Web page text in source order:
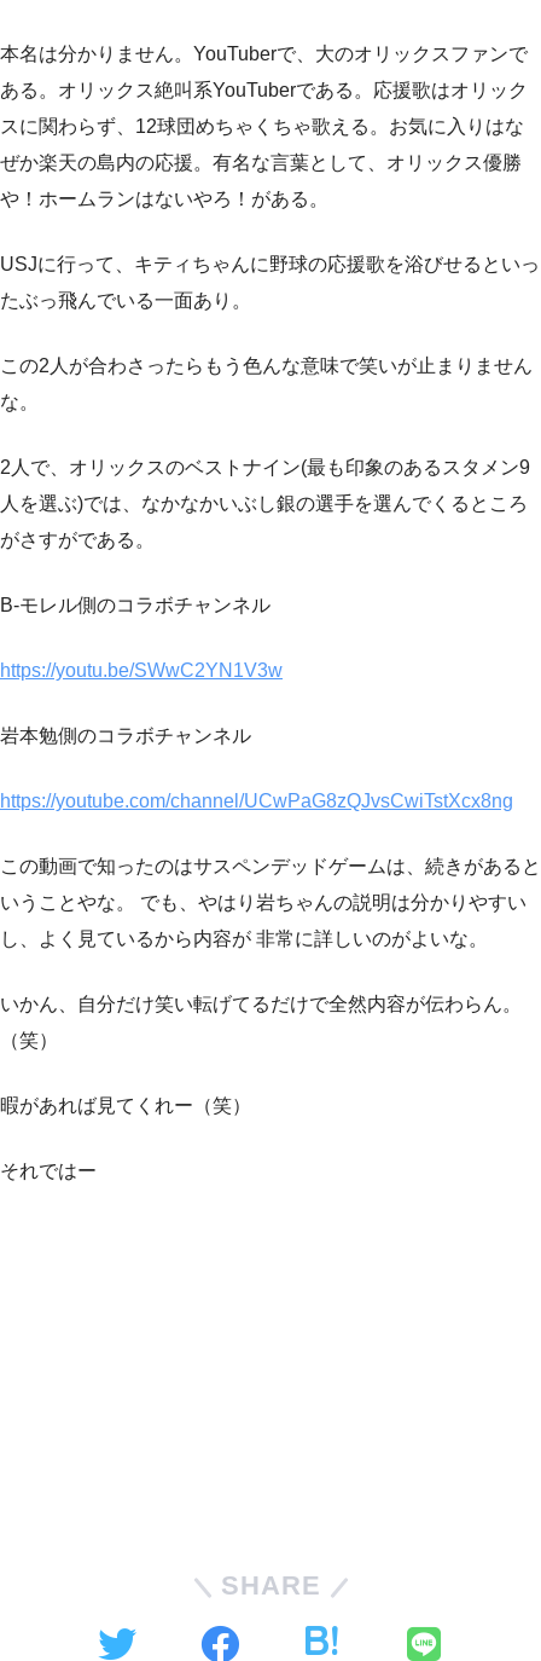
本名は分かりません。YouTuberで、大のオリックスファンで
ある。オリックス絶叫系YouTuberである。応援歌はオリック
スに関わらず、12球団めちゃくちゃ歌える。お気に入りはな
ぜか楽天の島内の応援。有名な言葉として、オリックス優勝
や！ホームランはないやろ！がある。
USJに行って、キティちゃんに野球の応援歌を浴びせるといっ
たぶっ飛んでいる一面あり。
この2人が合わさったらもう色んな意味で笑いが止まりません
な。
2人で、オリックスのベストナイン(最も印象のあるスタメン9
人を選ぶ)では、なかなかいぶし銀の選手を選んでくるところ
がさすがである。
B-モレル側のコラボチャンネル
https://youtu.be/SWwC2YN1V3w
岩本勉側のコラボチャンネル
https://youtube.com/channel/UCwPaG8zQJvsCwiTstXcx8ng
この動画で知ったのはサスペンデッドゲームは、続きがあると
いうことやな。 でも、やはり岩ちゃんの説明は分かりやすい
し、よく見ているから内容が 非常に詳しいのがよいな。
いかん、自分だけ笑い転げてるだけで全然内容が伝わらん。
（笑）
暇があれば見てくれー（笑）
それではー
SHARE